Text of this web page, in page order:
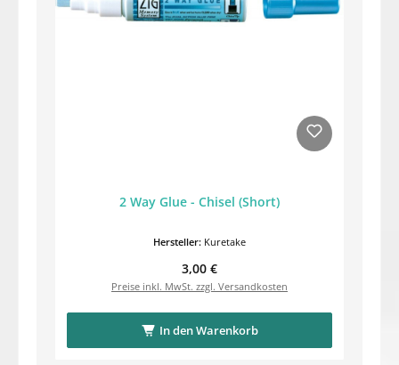
2 Way Glue - Chisel (Short)
Hersteller: Kuretake
Regulärer Preis:
3,00 €
Preise inkl. MwSt. zzgl. Versandkosten
In den Warenkorb